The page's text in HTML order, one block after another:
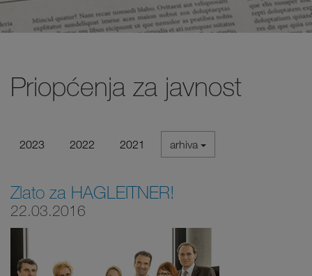
Priopćenja za javnost
2023 2022 2021 arhiva
Zlato za HAGLEITNER!
22.03.2016